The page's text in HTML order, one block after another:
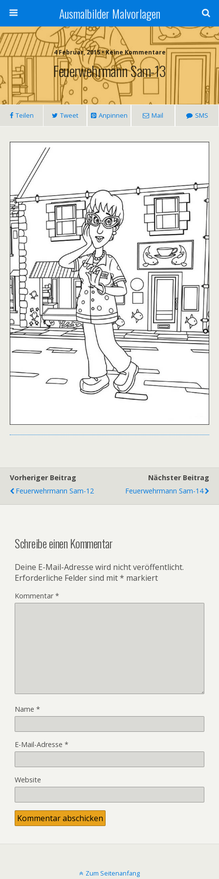
Ausmalbilder Malvorlagen
4 Februar, 2015 • Keine Kommentare
Feuerwehrmann Sam-13
Teilen Tweet Anpinnen Mail SMS
Vorheriger Beitrag
Feuerwehrmann Sam-12
Nächster Beitrag
Feuerwehrmann Sam-14
Schreibe einen Kommentar
Deine E-Mail-Adresse wird nicht veröffentlicht.
Erforderliche Felder sind mit* markiert
Kommentar*
Name *
E-Mail-Adresse *
Website
Zum Seitenanfang